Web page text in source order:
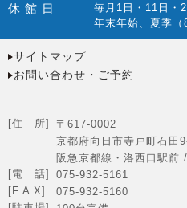
休 館 日
毎月1日・11日・
年末年始、夏季
サイトマップ
お問い合わせ・ご予約
[住 所]
〒617-0002
京都府向日市寺戸町石田
阪急京都線・洛西口駅前
[電 話]
075-932-5161
[F A X]
075-932-5160